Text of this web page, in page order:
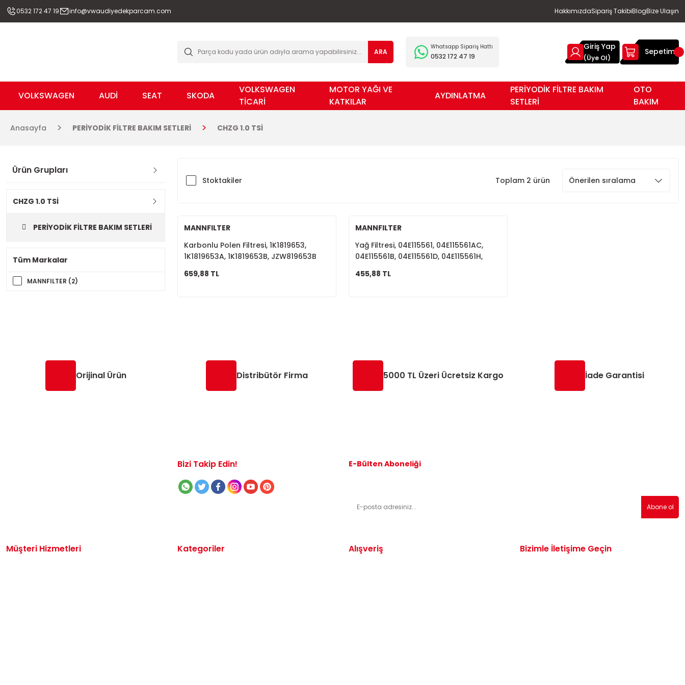
0532 172 47 19 info@vwaudiyedekparcam.com HakkımızdaSipariş TakibiBlogBize Ulaşın
ARA
Whatsapp Sipariş Hattı
0532 172 47 19
Giriş Yap
(Üye Ol)
Sepetim
VOLKSWAGEN AUDİ SEAT SKODA
VOLKSWAGEN
TİCARİ
MOTOR YAĞI VE
KATKILAR
AYDINLATMA
PERİYODİK FİLTRE BAKIM
SETLERİ
OTO
BAKIM
Anasayfa PERİYODİK FİLTRE BAKIM SETLERİ CHZG 1.0 TSİ
Ürün Grupları
CHZG 1.0 TSİ
PERİYODİK FİLTRE BAKIM SETLERİ
Tüm Markalar
MANNFILTER (2)
Stoktakiler Toplam 2 ürün
MANNFILTER
Karbonlu Polen Filtresi, 1K1819653,
1K1819653A, 1K1819653B, JZW819653B
659,88 TL
MANNFILTER
Yağ Filtresi, 04E115561, 04E115561AC,
04E115561B, 04E115561D, 04E115561H,
455,88 TL
Orijinal Ürün Distribütör Firma 5000 TL Üzeri Ücretsiz Kargo İade Garantisi
Bizi Takip Edin! E-Bülten Aboneliği
Abone ol
Müşteri Hizmetleri Kategoriler Alışveriş Bizimle İletişime Geçin